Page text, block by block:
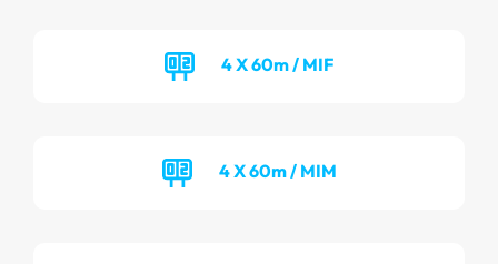
4 X 60m / MIF
4 X 60m / MIM